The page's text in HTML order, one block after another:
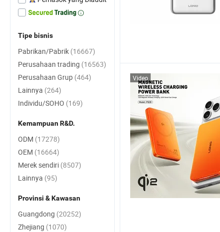
Video
Tipe bisnis
Pabrikan/Pabrik (16667)
Perusahaan trading (16563)
Perusahaan Grup (464)
Lainnya (264)
Individu/SOHO (169)
Kemampuan R&D.
ODM (17278)
OEM (16664)
Merek sendiri (8507)
Lainnya (95)
Provinsi & Kawasan
Guangdong (20252)
Zhejiang (1070)